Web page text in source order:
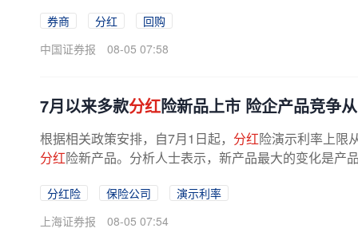
券商 分红
回购
中国证券报
08-05 07:58
7月以来多款分红险新品上市 险企产品竞争
根据相关政策安排，自7月1日起， 分红险演示利率上限
分红险新产品。分析人士表示，新产品最大的变化是产
分红险 保险公司
演示利率
上海证券报
08-05 07:54